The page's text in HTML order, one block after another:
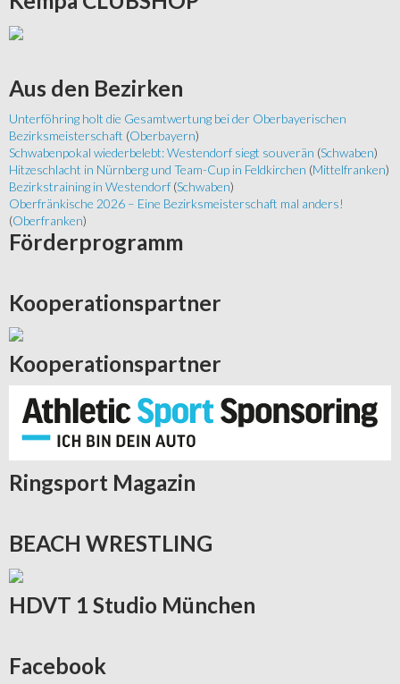
Aus den Bezirken
Unterföhring holt die Gesamtwertung bei der Oberbayerischen
Bezirksmeisterschaft (Oberbayern)
Schwabenpokal wiederbelebt: Westendorf siegt souverän (Schwaben)
Hitzeschlacht in Nürnberg und Team-Cup in Feldkirchen (Mittelfranken)
Bezirkstraining in Westendorf (Schwaben)
Oberfränkische 2026 – Eine Bezirksmeisterschaft mal anders!
(Oberfranken)
Förderprogramm
Kooperationspartner
Kooperationspartner
Ringsport Magazin
BEACH WRESTLING
HDVT 1 Studio München
Facebook